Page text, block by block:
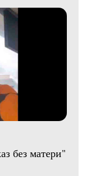
без матери"